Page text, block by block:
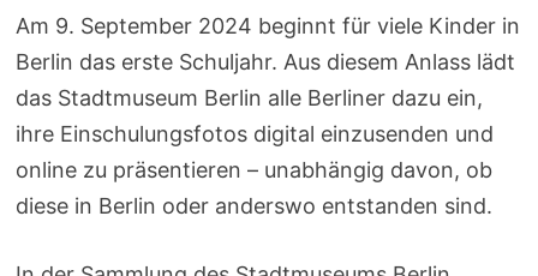
Am 9. September 2024 beginnt für viele Kinder in
Berlin das erste Schuljahr. Aus diesem Anlass lädt
das Stadtmuseum Berlin alle Berliner dazu ein,
ihre Einschulungsfotos digital einzusenden und
online zu präsentieren – unabhängig davon, ob
diese in Berlin oder anderswo entstanden sind.